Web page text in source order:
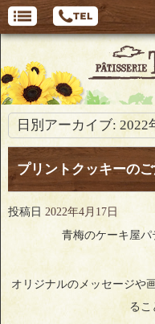
日別アーカイブ: 2022
プリントクッキーの
投稿日 2022年4月17日
青梅のケーキ屋パ
オリジナルのメッセージや
るこ